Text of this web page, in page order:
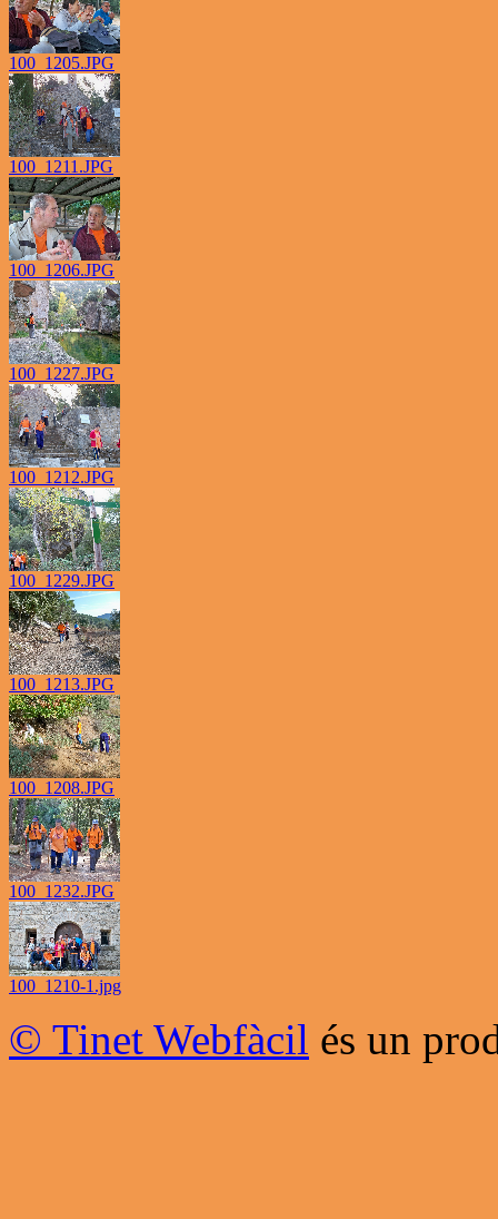
100_1205.JPG
100_1211.JPG
100_1206.JPG
100_1227.JPG
100_1212.JPG
100_1229.JPG
100_1213.JPG
100_1208.JPG
100_1232.JPG
100_1210-1.jpg
© Tinet Webfàcil és un